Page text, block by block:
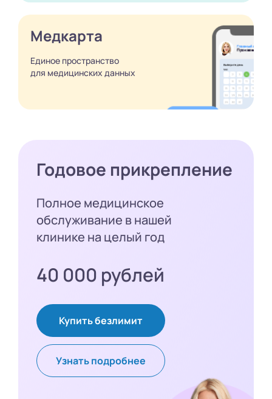
Медкарта
Единое пространство
для медицинских данных
Годовое прикрепление
Полное медицинское
обслуживание в нашей
клинике на целый год
40 000 рублей
Купить безлимит
Узнать подробнее